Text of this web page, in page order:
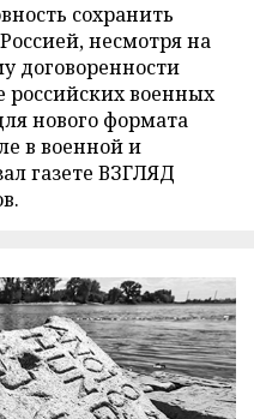
сохранить
несмотря на
договоренности
российских военных
нового формата
в военной и
газете ВЗГЛЯД